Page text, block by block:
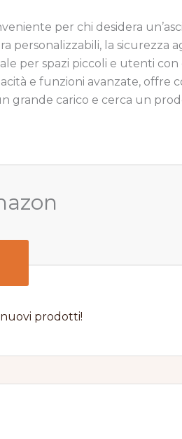
per chi desidera
personalizzabili, la sicurezza
per spazi piccoli e utenti con
e funzioni avanzate, offre
grande carico e cerca un
nuovi prodotti!